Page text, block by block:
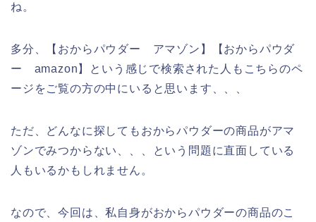
ね。
多分、【おからパウダー アマゾン】【おからパウダ
ー amazon】という感じで検索された人もこちらのペ
ージをご覧の方の中にいると思います、、、
ただ、どんなに探してもおからパウダーの商品がアマ
ゾンでみつからない、、、という問題に直面している
人もいるかもしれません。
なので、今回は、私自身がおからパウダーの商品のこ